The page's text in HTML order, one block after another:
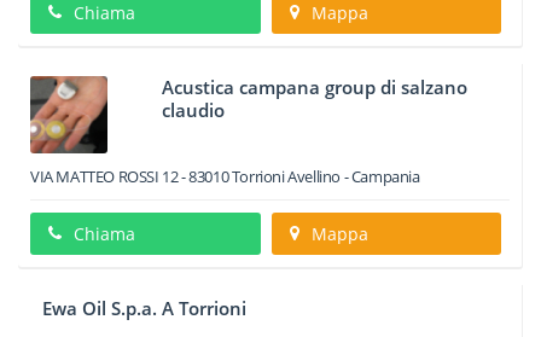
Chiama Mappa
Acustica campana group di salzano
claudio
VIA MATTEO ROSSI 12-83010TorrioniAvellino -Campania
Chiama Mappa
Ewa Oil S.p.a. A Torrioni